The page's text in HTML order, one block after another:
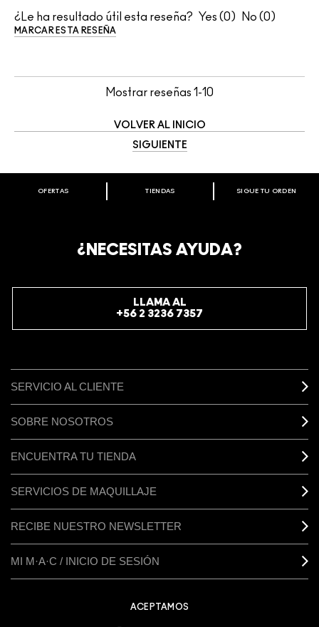
¿Le ha resultado útil esta reseña? 0 0
MARCAR ESTA RESEÑA
Mostrar reseñas 1-10
VOLVER AL INICIO
SIGUIENTE
BIENVENIDO A M·A·C COSMETICS
REGÍSTRATE AHORA PARA RECIBIR INFORMACIÓN
OFERTAS TIENDAS SIGUE TU ORDEN
¿NECESITAS AYUDA?
LLAMA AL
+56 2 3236 7357
SERVICIO AL CLIENTE
SOBRE NOSOTROS
ENCUENTRA TU TIENDA
SERVICIOS DE MAQUILLAJE
RECIBE NUESTRO NEWSLETTER
MI M·A·C / INICIO DE SESIÓN
ACEPTAMOS